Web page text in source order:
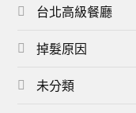
台北高級餐廳
掉髮原因
未分類